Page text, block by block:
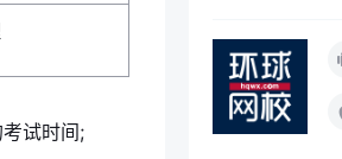
试时间;